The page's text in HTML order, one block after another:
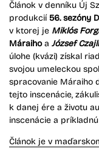
Článok v denníku Új
produkcií56. sezóny
v ktorej je Miklós
Máraihoa József
úlohe (kvázi) získal
svojou umeleckou
spracovanie Máraiho
tejto inscenácie,
k danej ére a životu
inscenácie a
Článok je v